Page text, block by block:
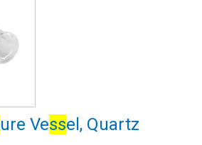
ure Vessel, Quartz